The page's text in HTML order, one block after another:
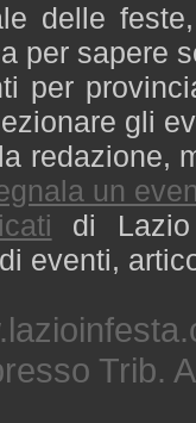
delle
per sapere
per
gli
redazione,
un
di
eventi,
Trib.